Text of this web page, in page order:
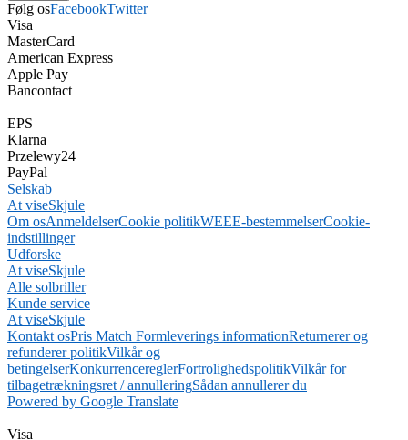
Følg osFacebookTwitter
Visa
MasterCard
American Express
Apple Pay
Bancontact
EPS
Klarna
Przelewy24
PayPal
Selskab
At viseSkjule
Om osAnmeldelserCookie politikWEEE-bestemmelserCookie-
indstillinger
Udforske
At viseSkjule
Alle solbriller
Kunde service
At viseSkjule
Kontakt osPris Match Formleverings informationReturnerer og
refunderer politikVilkår og
betingelserKonkurrencereglerFortrolighedspolitikVilkår for
tilbagetrækningsret / annulleringSådan annullerer du
Powered by Google Translate
Visa